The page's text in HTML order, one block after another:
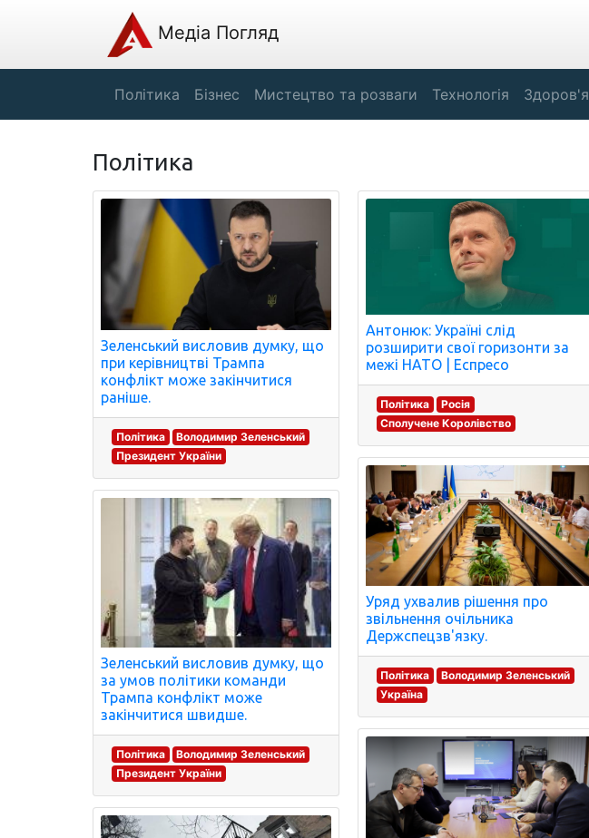
Медіа Погляд
Політика Бізнес Мистецтво та розваги Технологія Здоров'я
Політика
Зеленський висловив думку, що
при керівництві Трампа
конфлікт може закінчитися
раніше.
Політика
Володимир Зеленський
Президент України
Зеленський висловив думку, що
за умов політики команди
Трампа конфлікт може
закінчитися швидше.
Політика
Володимир Зеленський
Президент України
Антонюк: Україні слід
розширити свої горизонти за
межі НАТО | Еспресо
Політика
Росія
Сполучене Королівство
Уряд ухвалив рішення про
звільнення очільника
Держспецзв'язку.
Політика
Володимир Зеленський
Україна